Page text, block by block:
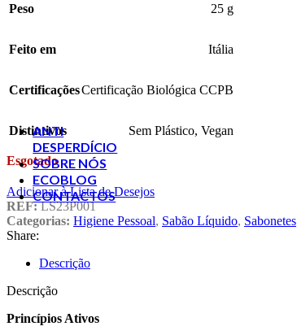
laSaponaria
ANTI
DESPERDÍCIO
SOBRE NÓS
ECOBLOG
CONTACTOS
Peso 25 g
Feito em Itália
CertificaçõesCertificação Biológica CCPB
Distintivos Sem Plástico, Vegan
Esgotado
Adicionar à Lista de Desejos
REF:LS23P001
Categorias: Higiene Pessoal, Sabão Líquido, Sabonetes
Share:
Descrição
Descrição
Princípios Ativos